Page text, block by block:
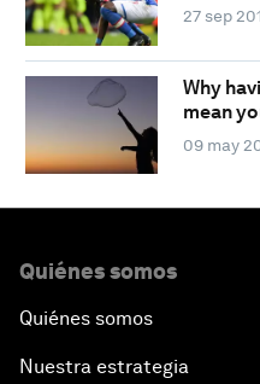
27 sep
Why
mean
09 may
Quiénes somos
Quiénes somos
Nuestra estrategia